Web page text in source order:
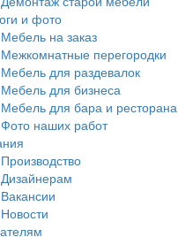
и фото
Мебель на заказ
Межкомнатные перегородки
Мебель для раздевалок
Мебель для бизнеса
Мебель для бара и ресторана
Фото наших работ
Производство
Дизайнерам
Вакансии
Новости